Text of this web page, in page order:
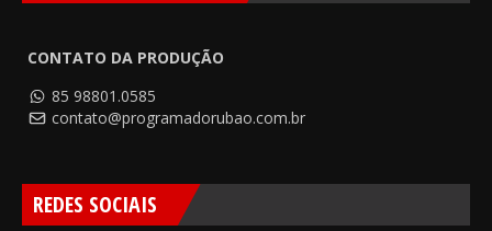
CONTATO DA PRODUÇÃO
85 98801.0585
contato@programadorubao.com.br
REDES SOCIAIS